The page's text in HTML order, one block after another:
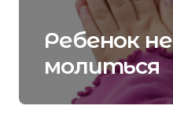
Ребенок
молиться